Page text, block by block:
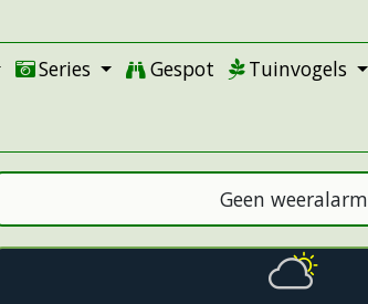
Series Gespot Tuinvogels
Geen weeralarm